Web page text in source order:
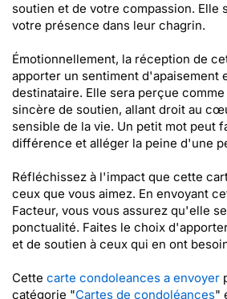
soutien et de votre compassion. Elle
votre présence dans leur chagrin.
Émotionnellement, la réception de
apporter un sentiment d'apaisement
destinataire. Elle sera perçue
sincère de soutien, allant droit au
sensible de la vie. Un petit mot peut
différence et alléger la peine d'une
Réfléchissez à l'impact que cette
ceux que vous aimez. En envoyant
Facteur, vous vous assurez qu'elle
ponctualité. Faites le choix
et de soutien à ceux qui en ont
Cette carte condoleances a envoyer
catégorie "Cartes de condoléances"